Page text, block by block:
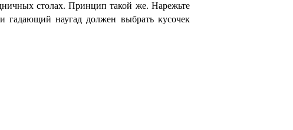
столах. Принцип такой же. Нарежьте
гадающий наугад должен выбрать кусочек